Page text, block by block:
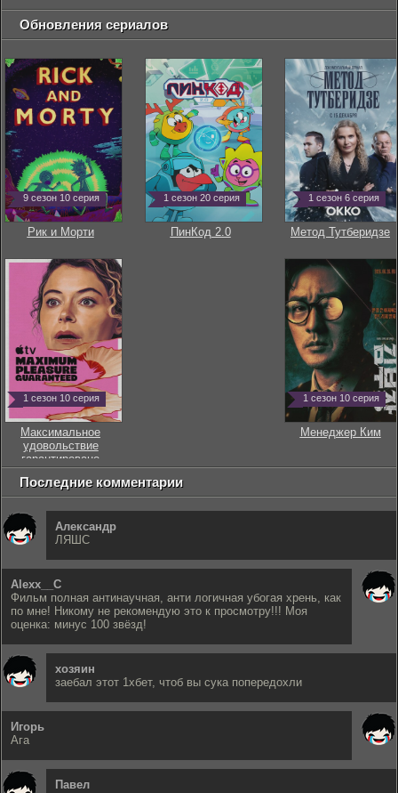
Обновления сериалов
9 сезон 10 серия
Рик и Морти
1 сезон 20 серия
ПинКод 2.0
1 сезон 6 серия
Метод Тутберидзе
1 сезон 10 серия
Максимальное
удовольствие
гарантировано
1 сезон 10 серия
Менеджер Ким
Последние комментарии
Александр
ЛЯШС
Alexx__C
Фильм полная антинаучная, анти логичная убогая хрень, как
по мне! Никому не рекомендую это к просмотру!!! Моя
оценка: минус 100 звёзд!
хозяин
заебал этот 1хбет, чтоб вы сука попередохли
Игорь
Ага
Павел